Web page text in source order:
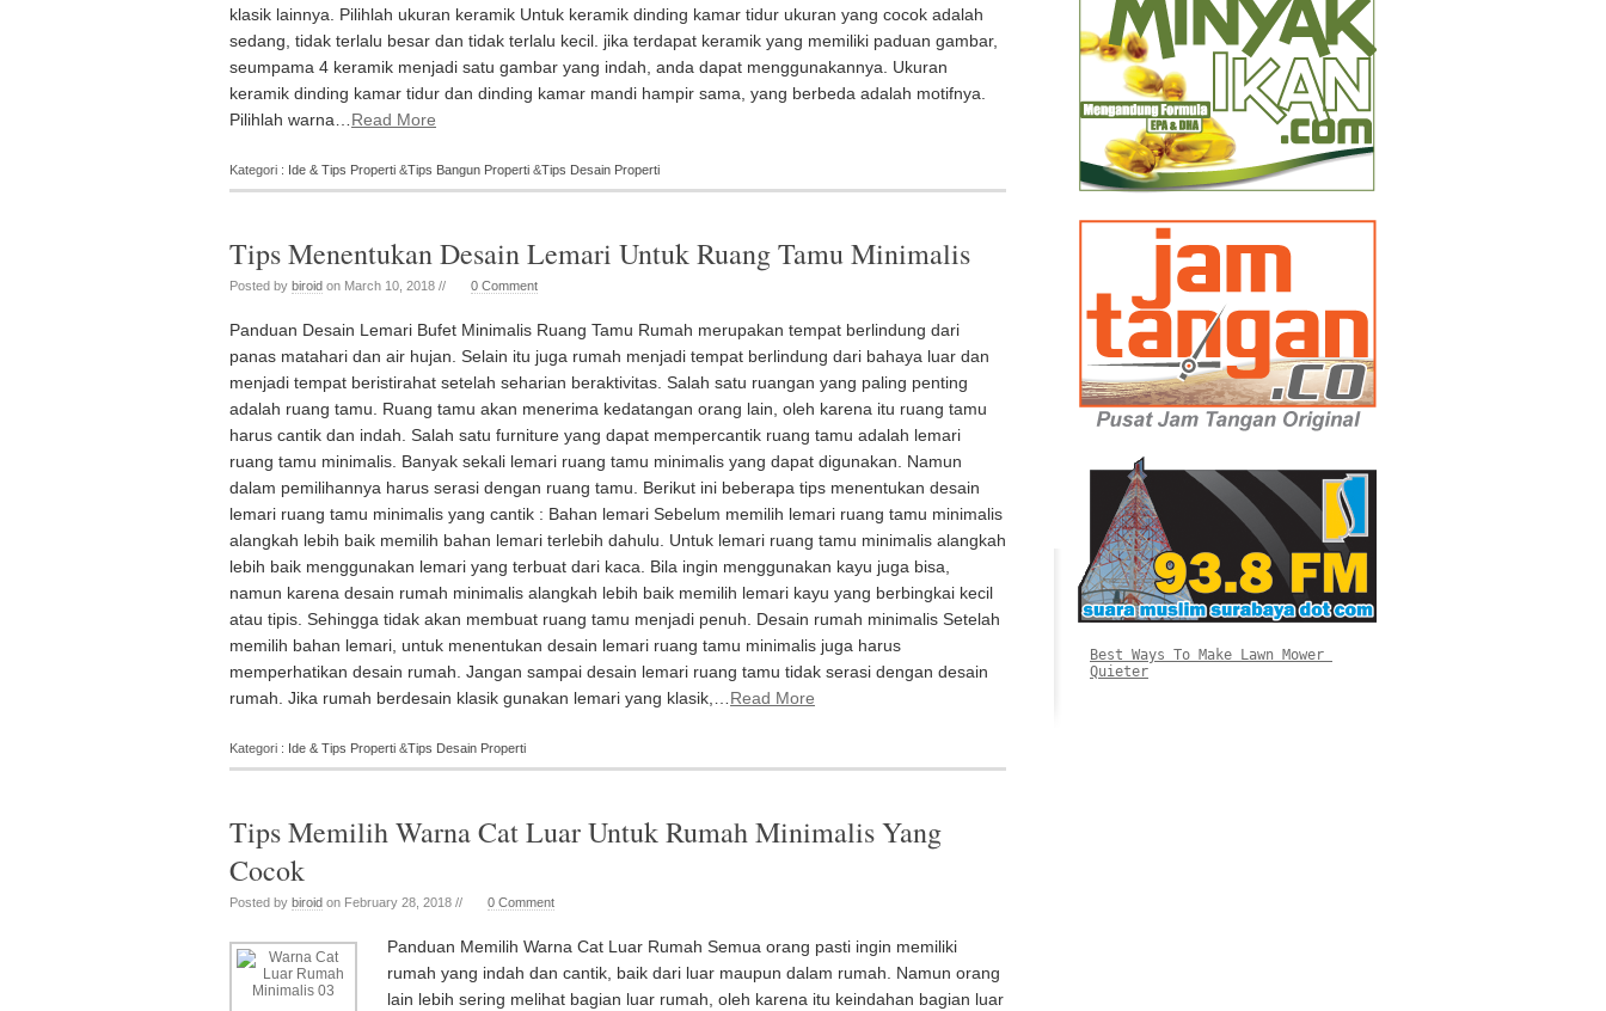
klasik lainnya. Pilihlah ukuran keramik Untuk keramik dinding kamar tidur ukuran yang cocok adalah
sedang, tidak terlalu besar dan tidak terlalu kecil. jika terdapat keramik yang memiliki paduan gambar,
seumpama 4 keramik menjadi satu gambar yang indah, anda dapat menggunakannya. Ukuran
keramik dinding kamar tidur dan dinding kamar mandi hampir sama, yang berbeda adalah motifnya.
Pilihlah warna…Read More
Kategori : Ide & Tips Properti &Tips Bangun Properti &Tips Desain Properti
Tips Menentukan Desain Lemari Untuk Ruang Tamu Minimalis
Posted by biroid on March 10, 2018 // 0 Comment
Panduan Desain Lemari Bufet Minimalis Ruang Tamu Rumah merupakan tempat berlindung dari
panas matahari dan air hujan. Selain itu juga rumah menjadi tempat berlindung dari bahaya luar dan
menjadi tempat beristirahat setelah seharian beraktivitas. Salah satu ruangan yang paling penting
adalah ruang tamu. Ruang tamu akan menerima kedatangan orang lain, oleh karena itu ruang tamu
harus cantik dan indah. Salah satu furniture yang dapat mempercantik ruang tamu adalah lemari
ruang tamu minimalis. Banyak sekali lemari ruang tamu minimalis yang dapat digunakan. Namun
dalam pemilihannya harus serasi dengan ruang tamu. Berikut ini beberapa tips menentukan desain
lemari ruang tamu minimalis yang cantik : Bahan lemari Sebelum memilih lemari ruang tamu minimalis
alangkah lebih baik memilih bahan lemari terlebih dahulu. Untuk lemari ruang tamu minimalis alangkah
lebih baik menggunakan lemari yang terbuat dari kaca. Bila ingin menggunakan kayu juga bisa,
namun karena desain rumah minimalis alangkah lebih baik memilih lemari kayu yang berbingkai kecil
atau tipis. Sehingga tidak akan membuat ruang tamu menjadi penuh. Desain rumah minimalis Setelah
memilih bahan lemari, untuk menentukan desain lemari ruang tamu minimalis juga harus
memperhatikan desain rumah. Jangan sampai desain lemari ruang tamu tidak serasi dengan desain
rumah. Jika rumah berdesain klasik gunakan lemari yang klasik,…Read More
Kategori : Ide & Tips Properti &Tips Desain Properti
Tips Memilih Warna Cat Luar Untuk Rumah Minimalis Yang
Cocok
Posted by biroid on February 28, 2018 // 0 Comment
Panduan Memilih Warna Cat Luar Rumah Semua orang pasti ingin memiliki
rumah yang indah dan cantik, baik dari luar maupun dalam rumah. Namun orang
lain lebih sering melihat bagian luar rumah, oleh karena itu keindahan bagian luar
Best Ways To Make Lawn Mower
Quieter